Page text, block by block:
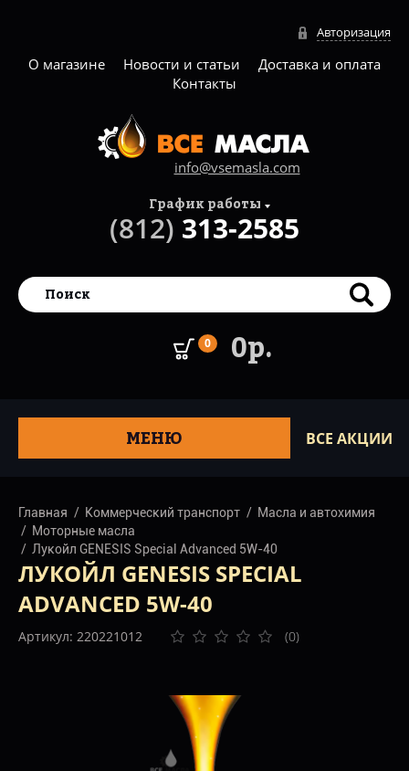
Авторизация
О магазине Новости и статьи
Доставка и оплата
Контакты
info@vsemasla.com
0 0р.
График работы
(812) 313-2585
МЕНЮ ВСЕ АКЦИИ
Главная Коммерческий транспорт
Масла и автохимия
Моторные масла
Лукойл GENESIS Special Advanced 5W-40
ЛУКОЙЛ GENESIS SPECIAL
ADVANCED 5W-40
Артикул: 220221012 (0)